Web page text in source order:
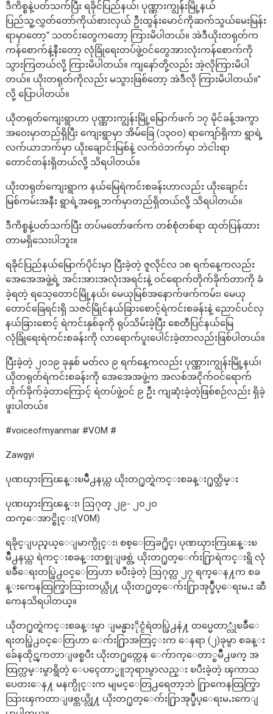
ဒီကိစ္စနဲ့ပတ်သက်ပြီး ရခိုင်ပြည်နယ်၊ ပုဏ္ဏားကျွန်းမြို့နယ်
ပြည်သူ့လွှတ်တော်ကိုယ်စားလှယ် ဦးထွန်းမောင်ကိုဆက်သွယ်မေးမြန်း
ရာမှာတော့“ သတင်းတွေကတော့ ကြားမိပါတယ်။ အဲဒီယိုးတရုတ်က
ကန်စောက်နဲ့နီးတော့ လုံခြုံရေးတပ်ဖွဲ့ဝင်တွေအားလုံးကန်စောက်ကို
သွားကြတယ်လို့ ကြားမိပါတယ်။ ကျနော်တို့လည်း အဲ့လိုကြားမိပါ
တယ်။ ယိုးတရုတ်ကိုလည်း မသွားဖြစ်တော့ အဲဒီလို ကြားမိပါတယ်။”
လို့ ပြောပါတယ်။
ယိုတရုတ်ကျေးရွာဟာ ပုဏ္ဏားကျွန်းမြို့မြောက်ဖက် ၁၇ မိုင်ခန့်အကွာ
အဝေးမှာတည်ရှိပြီး ကျေးရွာမှာ အိမ်ခြေ (၁၃၀၀) ရာကျော်ရှိကာ ရွာရဲ့
လက်ယာဘက်မှာ ယိုးချောင်းမြစ်နဲ့ လက်ဝဲဘက်မှာ ဘဲငါးရာ
တောင်တန်းရှိတယ်လို့ သိရပါတယ်။
ယိုးတရုတ်ကျေးရွာက နယ်မြေရဲကင်းစခန်းဟာလည်း ယိုးချောင်း
မြစ်ကမ်းအနီး ရွာရဲ့အရှေ့ဘက်မှာတည်ရှိတယ်လို့ သိရပါတယ်။
ဒီကိစ္စနဲ့ပတ်သက်ပြီး တပ်မတော်ဖက်က တစ်စုံတစ်ရာ ထုတ်ပြန်ထား
တာမရှိသေးပါဘူး။
ရခိုင်ပြည်နယ်မြောက်ပိုင်းမှာ ပြီးခဲ့တဲ့ ဇူလိုင်လ ၁၈ ရက်နေ့ကလည်း
အေအေအဖွဲ့ရဲ့ အင်းအားအလုံးအရင်းနဲ့ ဝင်ရောက်တိုက်ခိုက်တာကို ခံ
ခဲ့ရတဲ့ ရသေ့တောင်မြို့နယ်၊ မေယုမြစ်အနောက်ဖက်ကမ်း၊ မေယု
တောင်ခြေရင်းရှိ သဇင်မြိုင်နယ်ခြားစောင့်ရဲကင်းစခန်းနဲ့ ညောင်ပင်လှ
နယ်ခြားစောင့် ရဲကင်းနှစ်ခုကို ရုပ်သိမ်းခဲ့ပြီး စေတီပြင်နယ်မြေ
လုံခြုံရေးရဲကင်းစခန်းကို လာရောက်ပူးပေါင်းခဲ့တာလည်းဖြစ်ပါတယ်။
ပြီးခဲ့တဲ့ ၂၀၁၉ ခုနှစ် မတ်လ ၉ ရက်နေ့ကလည်း ပုဏ္ဏားကျွန်းမြို့နယ်၊
ယိုတရုတ်ရဲကင်းစခန်းကို အေအေအဖွဲ့က အလစ်အငိုက်ဝင်ရောက်
တိုက်ခိုက်ခဲ့တာကြောင့် ရဲတပ်ဖွဲ့ဝင် ၉ ဦး ကျဆုံးခဲ့တဲ့ဖြစ်စဉ်လည်း ရှိခဲ့
ဖူးပါတယ်။
#voiceofmyanmar #VOM #
Zawgyi
ပုဏၰားကြၽန္းၿမိဳ႕နယ္က ယိုးတ႐ုတ္ရဲကင္းစခန္း႐ုတ္သိမ္း
ပုဏၰားကြၽန္း၊ ဩဂုတ္ ၂၉- ၂၀၂၀
ထက္ေအာင္စိုင္း(VOM)
ရခိုင္ျပည္နယ္ေျမာက္ပိုင္း၊ စစ္ေတြခ႐ိုင္၊ ပုဏၰားကြၽန္းၿ
မိဳ႕နယ္က ရဲကင္းစခန္းတစ္ခုျဖစ္တဲ့ ယိုးတ႐ုတ္ေက်း႐ြာရဲကင္းရွိ လုံ
ၿခဳံေရးတပ္ဖြဲ႕ဝင္ေတြဟာ ၿပီးခဲ့တဲ့ ဩဂုတ္လ ၂၇ ရက္ေန႔က စခ
န္းကေနထြက္ခြာသြားတယ္လို႔ ယိုးတ႐ုတ္ေက်း႐ြာအုပ္ခ်ဳပ္ေရးမႉး ဆီ
ကေနသိရပါတယ္။
ယိုတ႐ုတ္ရဲကင္းစခန္းမွာ ျမန္မာႏိုင္ငံရဲတပ္ဖြဲ႕နဲ႔ တပ္မေတာ္လုံၿခဳံေ
ရးတပ္ဖြဲ႕ဝင္ေတြဟာ ေက်း႐ြာအတြင္းက ေနရာ (၂)ခုမွာ စခန္း
ခ်ေနထိုင္ၾကတာျဖစ္ၿပီး ယိုးတ႐ုတ္ကေန ေက်ာက္ေတာ္ၿမိဳ႕ဖက္ အ
ထြက္လမ္းမွာရွိတဲ့ ေပၚေတာ္မူဘုရားမွာလည္း ၿပီးခဲ့တဲ့ ၾကာသ
ပေတးေန႔ မနက္ပိုင္းက မျမင္ေတြ႕ရေတာ့ဘဲ ႐ြာကေနထြက္ခြာ
သြားၾကတာျဖစ္တယ္လို႔ ယိုးတ႐ုတ္ေက်း႐ြာအုပ္ခ်ဳပ္ေရးမႉးကေျ